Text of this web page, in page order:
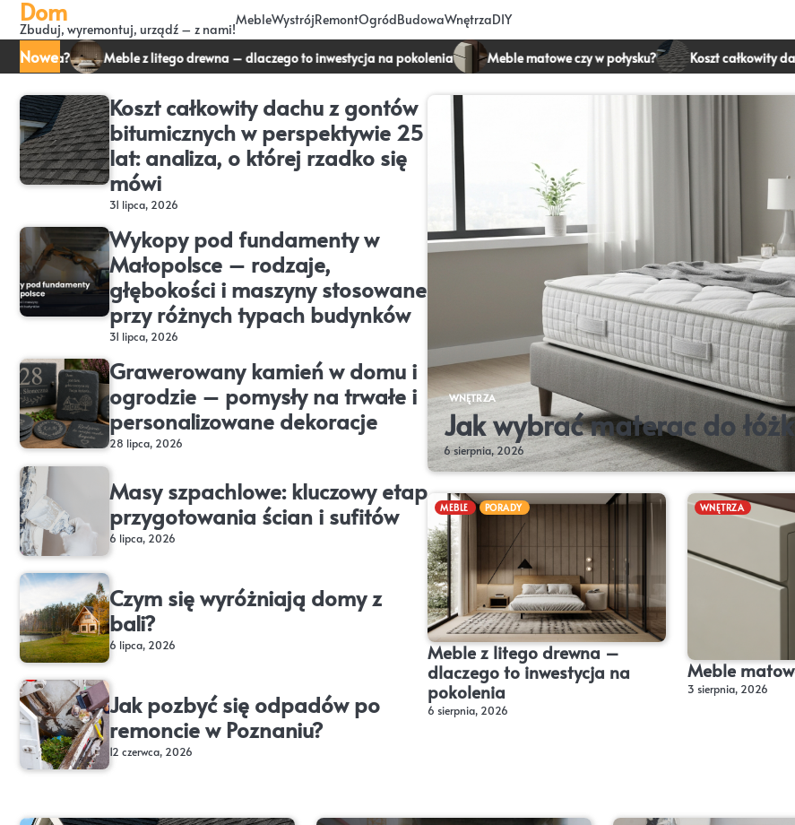
Skip
content
Dom
Zbuduj, wyremontuj, urządź – z nami!
MebleWystrójRemontOgródBudowaWnętrzaDIY
NoweMeble z litego drewna – dlaczego to inwestycja na pokolenia Meble matowe czy w połysku? Koszt całkowity dachu z
WNĘTRZA
Jak wybrać materac do
6 sierpnia, 2026
MEBLE PORADY
Meble z litego drewna –
dlaczego to inwestycja na
pokolenia
6 sierpnia, 2026
WNĘTRZA
Meble
3 sierpnia, 2026
Koszt całkowity dachu z gontów
bitumicznych w perspektywie 25
lat: analiza, o której rzadko się
mówi
31 lipca, 2026
Wykopy pod fundamenty w
Małopolsce – rodzaje,
głębokości i maszyny stosowane
przy różnych typach budynków
31 lipca, 2026
Grawerowany kamień w domu i
ogrodzie – pomysły na trwałe i
personalizowane dekoracje
28 lipca, 2026
Masy szpachlowe: kluczowy etap
przygotowania ścian i sufitów
6 lipca, 2026
Czym się wyróżniają domy z
bali?
6 lipca, 2026
Jak pozbyć się odpadów po
remoncie w Poznaniu?
12 czerwca, 2026